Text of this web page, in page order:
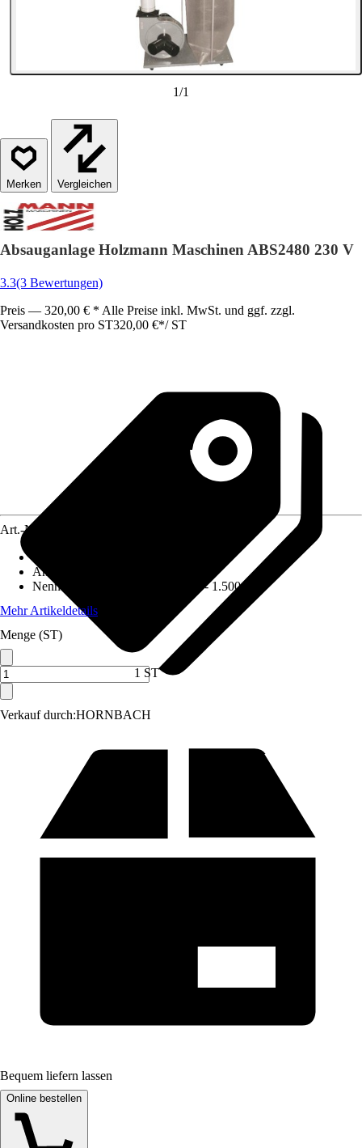
1/1
Vergleichen
Absauganlage Holzmann Maschinen ABS2480 230 V
3.3(3 Bewertungen)
Preis — 320,00 € * Alle Preise inkl. MwSt. und ggf. zzgl.
Versandkosten pro ST320,00 €*/ ST
Verkauf durch:HORNBACH
Art.-Nr.
Antriebsart
Nennaufnahmeleistung
1.100 W - 1.500 W
Mehr Artikeldetails
Menge (ST)
1 ST
Bequem liefern lassen
Online bestellen